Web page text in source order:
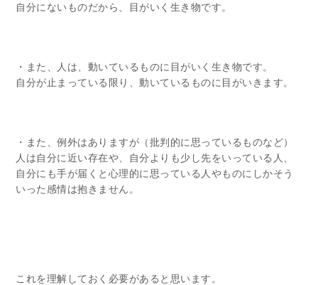
自分にないものだから、目がいく生き物です。
・また、人は、動いているものに目がいく生き物です。
自分が止まっている限り、動いているものに目がいきます。
・また、例外はありますが（批判的に思っているものなど）
人は自分に近い存在や、自分よりも少し先をいっている人、
自分にも手が届くと心理的に思っている人やものにしかそう
いった感情は抱きません。
これを理解しておく必要があると思います。